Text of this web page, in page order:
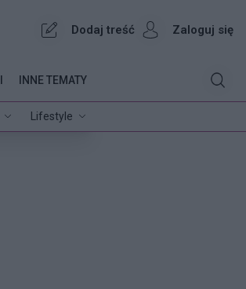
Dodaj treść Zaloguj się
Lifestyle
INNE TEMATY